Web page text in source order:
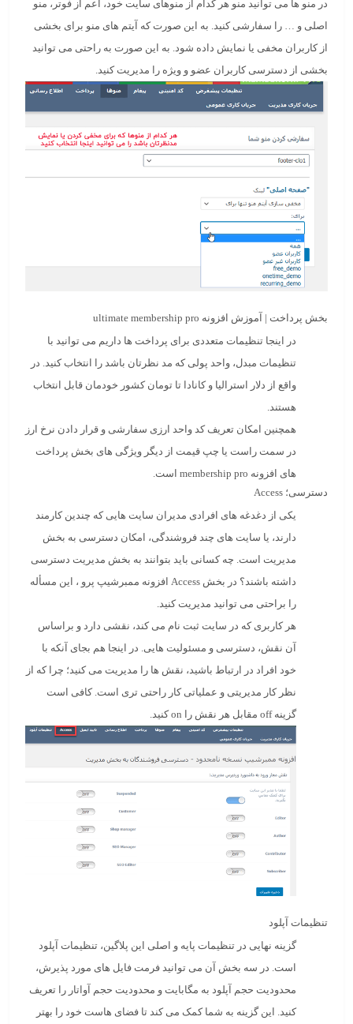
در منو ها می توانید منو هر کدام از منوهای سایت خود، اعم از فوتر، منو
اصلی و … را سفارشی کنید. به این صورت که آیتم های منو برای بخشی
از کاربران مخفی یا نمایش داده شود. به این صورت به راحتی می توانید
بخشی از دسترسی کاربران عضو و ویژه را مدیریت کنید.
بخش پرداخت | آموزش افزونه ultimate membership pro
در اینجا تنظیمات متعددی برای پرداخت ها داریم می توانید با
تنظیمات مبدل، واحد پولی که مد نظرتان باشد را انتخاب کنید. در
واقع از دلار استرالیا و کانادا تا تومان کشور خودمان قابل انتخاب
هستند.
همچنین امکان تعریف کد واحد ارزی سفارشی و قرار دادن نرخ ارز
در سمت راست یا چپ قیمت از دیگر ویژگی های بخش پرداخت
های افزونه membership pro است.
دسترسی؛ Access
یکی از دغدغه های افرادی مدیران سایت هایی که چندین کارمند
دارند، یا سایت های چند فروشندگی، امکان دسترسی به بخش
مدیریت است. چه کسانی باید بتوانند به بخش مدیریت دسترسی
داشته باشند؟ در بخش Access افزونه ممبرشیپ پرو
، این مسأله
را براحتی می توانید مدیریت کنید.
هر کاربری که در سایت ثبت نام می کند، نقشی دارد و براساس
آن نقش، دسترسی و مسئولیت هایی. در اینجا هم بجای آنکه با
خود افراد در ارتباط باشید، نقش ها را مدیریت می کنید؛ چرا که از
نظر کار مدیریتی و عملیاتی کار راحتی تری است. کافی است
گزینه off مقابل هر نقش را on کنید.
تنظیمات آپلود
گزینه نهایی در تنظیمات پایه و اصلی این پلاگین، تنظیمات آپلود
است. در سه بخش آن می توانید فرمت فایل های مورد پذیرش،
محدودیت حجم آپلود به مگابایت و محدودیت حجم آواتار را تعریف
کنید. این گزینه به شما کمک می کند تا فضای هاست خود را بهتر